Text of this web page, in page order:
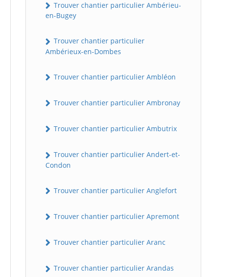
Trouver chantier particulier Ambérieu-
en-Bugey
Trouver chantier particulier
Ambérieux-en-Dombes
Trouver chantier particulier Ambléon
Trouver chantier particulier Ambronay
Trouver chantier particulier Ambutrix
Trouver chantier particulier Andert-et-
Condon
Trouver chantier particulier Anglefort
Trouver chantier particulier Apremont
Trouver chantier particulier Aranc
Trouver chantier particulier Arandas